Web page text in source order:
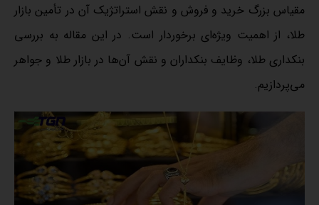
مقیاس بزرگ خرید و فروش و نقش استراتژیک آن در تأمین بازار
طلا، از اهمیت ویژه‌ای برخوردار است. در این مقاله به بررسی
بنکداری طلا، وظایف بنکداران و نقش آن‌ها در بازار طلا و جواهر
می‌پردازیم.